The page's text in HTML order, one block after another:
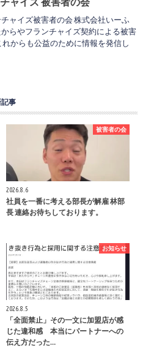
ャイズ被害者の会 株式会社いーふ
らやフランチャイズ契約による被害
からも公益のために情報を発信し
事
被害者の会
2026.8.6
社員を一番に考える部長が解雇 林部
長 連絡お待ちしております。
お知らせ
2026.8.5
「全面禁止」その一文に加盟店が感
じた違和感 本当にパートナーへの
伝え方だった…